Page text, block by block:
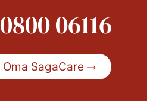
0800 06116
Oma SagaCare